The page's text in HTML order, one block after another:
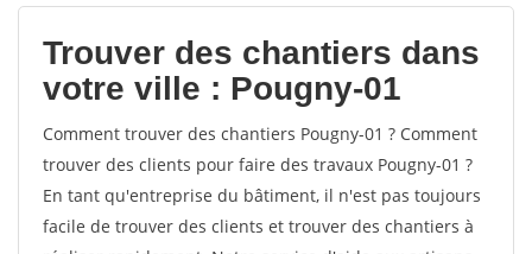
votes
Trouver des chantiers dans
votre ville : Pougny-01
Comment trouver des chantiers Pougny-01 ? Comment
trouver des clients pour faire des travaux Pougny-01 ?
En tant qu'entreprise du bâtiment, il n'est pas toujours
facile de trouver des clients et trouver des chantiers à